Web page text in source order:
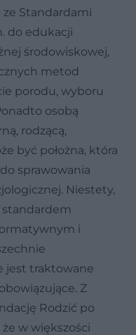
Standardami
do edukacji
środowiskowej,
metod
porodu, wyboru
osobą
rodzącą,
być położna, która
sprawowania
Niestety,
standardem
i
jest traktowane
Z
Rodzić po
w większości